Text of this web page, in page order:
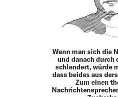
Wenn man sich die
und danach durch
schlendert, würde
dass beides aus
Zum einen